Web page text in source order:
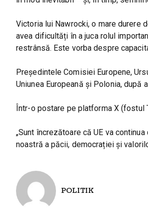
Victoria lui Nawrocki, o mare durere
avea dificultăți în a juca rolul
restrânsă. Este vorba despre
Președintele Comisiei Europene,
Uniunea Europeană și Polonia,
Într-o postare pe platforma X (fostul
„Sunt încrezătoare că UE va
noastră a păcii, democrației și
POLITIK